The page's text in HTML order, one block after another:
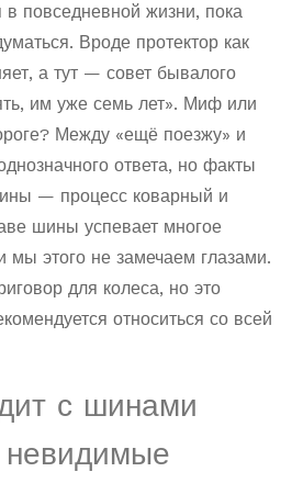
повседневной жизни, пока
Вроде протектор как
а тут — совет бывалого
им уже семь лет». Миф или
Между «ещё поезжу» и
ответа, но факты
— процесс коварный и
шины успевает многое
мы этого не замечаем глазами.
для колеса, но это
относиться со всей
с шинами
невидимые